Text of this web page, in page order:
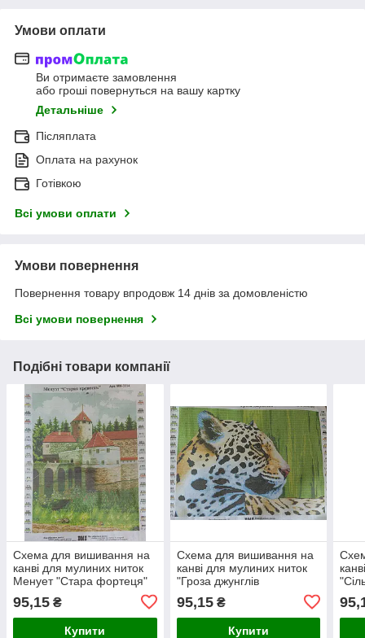
Умови оплати
Ви отримаєте замовлення
або гроші повернуться на вашу картку
Детальніше
Післяплата
Оплата на рахунок
Готівкою
Всі умови оплати
Умови повернення
Повернення товару впродовж 14 днів за домовленістю
Всі умови повернення
Подібні товари компанії
Схема для вишивання на
канві для мулиних ниток
Менует "Стара фортеця"
95,15 ₴
Купити
Схема для вишивання на
канві для мулиних ниток
"Гроза джунглів
"Арт.ММ.-3053 розмір а3
95,15₴
Купити